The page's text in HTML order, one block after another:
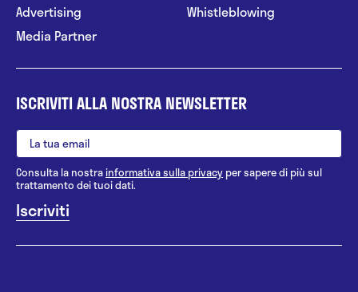
Advertising
Media Partner
Whistleblowing
ISCRIVITI ALLA NOSTRA NEWSLETTER
Consulta la nostrainformativa sulla privacy per sapere di più sul
trattamento dei tuoi dati.